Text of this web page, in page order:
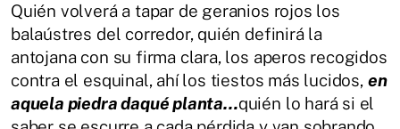
Quién volverá a tapar de geranios rojos los
balaústres del corredor, quién definirá la
antojana con su firma clara, los aperos recogidos
contra el esquinal, ahí los tiestos más lucidos, en
aquela piedra daqué planta…quién lo hará si el